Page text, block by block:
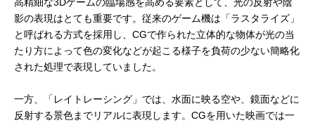
高精細な3Dゲームの臨場感を高める要素として、光の反射や陰
影の表現はとても重要です。従来のゲーム機は「ラスタライズ」
と呼ばれる方式を採用し、CGで作られた立体的な物体が光の当
たり方によって色の変化などが起こる様子を負荷の少ない簡略化
された処理で表現していました。
一方、「レイトレーシング」では、水面に映る空や、鏡面などに
反射する景色までリアルに表現します。CGを用いた映画では一